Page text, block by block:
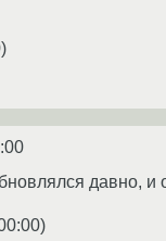
)
давно, и
)